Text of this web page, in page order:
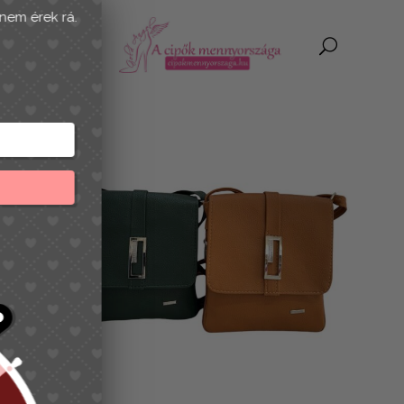
Majd legközelebb, most nem érek rá.
PÖRGESS ÉS NYERJ!!
SZERENCSÉT PRÓBÁLOK!
Napi egy pörgetés
A kuponkód csak egyszer használható fel!